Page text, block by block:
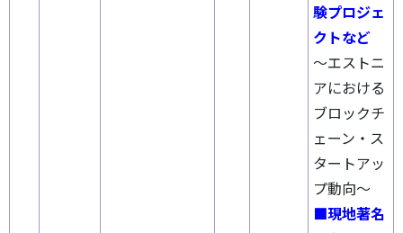
験プロジェ
クトなど
～エストニ
アにおける
ブロックチ
ェーン・ス
タートアッ
プ動向～
■現地著名